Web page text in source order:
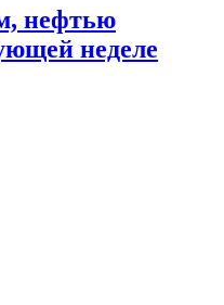
нефтью
неделе